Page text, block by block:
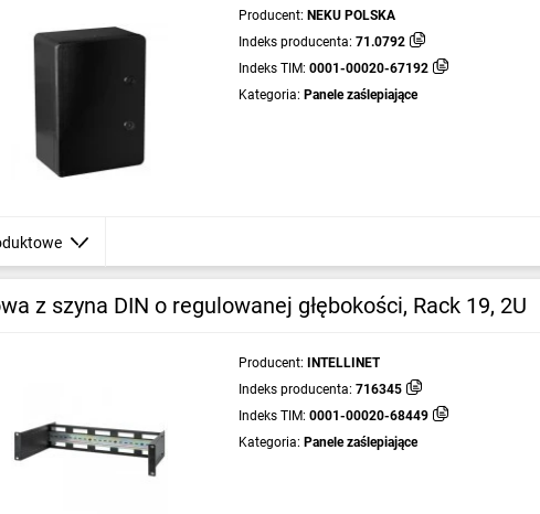
Producent: NEKU POLSKA
Indeks producenta: 71.0792
Indeks TIM: 0001-00020-67192
Kategoria: Panele zaślepiające
z szyna DIN o regulowanej głębokości, Rack 19, 2U
Producent:
INTELLINET
Indeks producenta: 716345
Indeks TIM: 0001-00020-68449
Kategoria: Panele zaślepiające